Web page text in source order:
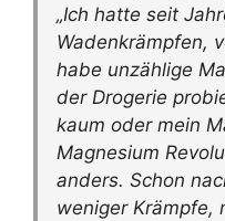
„Ich hatte seit
Wadenkrämpfen,
habe unzählige
der Drogerie
kaum oder mein
Magnesium
anders. Schon
weniger Krämpfe,